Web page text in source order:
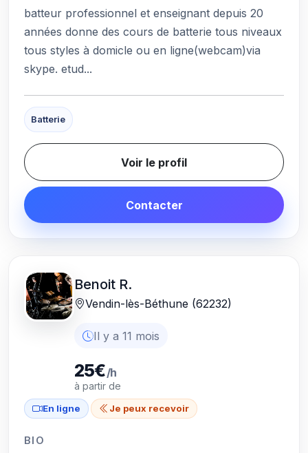
batteur professionnel et enseignant depuis 20
années donne des cours de batterie tous niveaux
tous styles à domicle ou en ligne(webcam)via
skype. etud...
Batterie
Voir le profil
Contacter
Benoit R.
Vendin-lès-Béthune (62232)
Il y a 11 mois
25€/h
à partir de
En ligne Je peux recevoir
BIO